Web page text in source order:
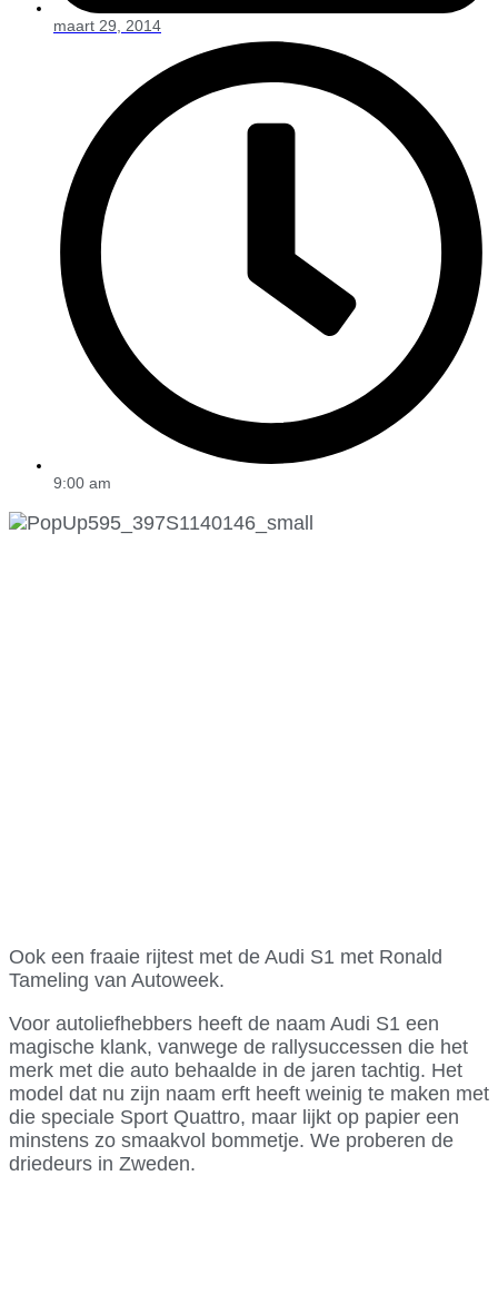
maart 29, 2014
9:00 am
Ook een fraaie rijtest met de Audi S1 met Ronald
Tameling van Autoweek.
Voor autoliefhebbers heeft de naam Audi S1 een
magische klank, vanwege de rallysuccessen die het
merk met die auto behaalde in de jaren tachtig. Het
model dat nu zijn naam erft heeft weinig te maken met
die speciale Sport Quattro, maar lijkt op papier een
minstens zo smaakvol bommetje. We proberen de
driedeurs in Zweden.